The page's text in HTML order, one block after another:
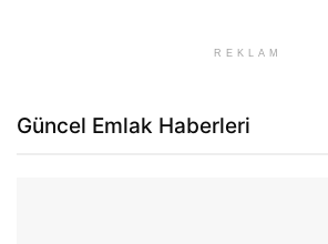
REKLAM
Güncel Emlak Haberleri